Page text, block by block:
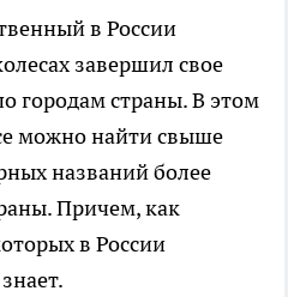
в России
завершил свое
городам страны. В этом
можно найти свыше
названий более
Причем, как
в России